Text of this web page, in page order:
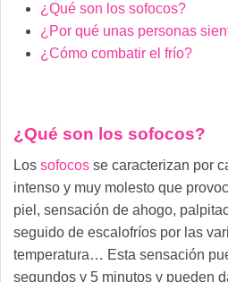
¿Qué son los sofocos?
¿Por qué unas personas
¿Cómo combatir el frío?
¿Qué son los sofocos?
Los sofocos se caracterizan por
intenso y muy molesto que
piel, sensación de ahogo,
seguido de escalofríos por las
temperatura… Esta sensación
segundos y 5 minutos y pueden